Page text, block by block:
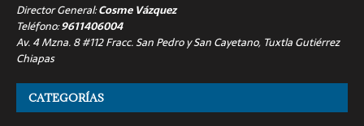
Director General:Cosme Vázquez
Teléfono:9611406004
Av. 4 Mzna. 8 #112 Fracc. San Pedro y San Cayetano, Tuxtla Gutiérrez
Chiapas
CATEGORÍAS